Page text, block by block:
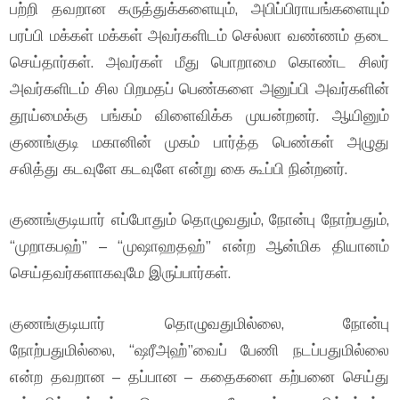
பற்றி தவறான கருத்துக்களையும், அபிப்பிராயங்களையும்
பரப்பி மக்கள் மக்கள் அவர்களிடம் செல்லா வண்ணம் தடை
செய்தார்கள். அவர்கள் மீது பொறாமை கொண்ட சிலர்
அவர்களிடம் சில பிறமதப் பெண்களை அனுப்பி அவர்களின்
தூய்மைக்கு பங்கம் விளைவிக்க முயன்றனர். ஆயினும்
குணங்குடி மகானின் முகம் பார்த்த பெண்கள் அழுது
சலித்து கடவுளே கடவுளே என்று கை கூப்பி நின்றனர்.
குணங்குடியார் எப்போதும் தொழுவதும், நோன்பு நோற்பதும்,
“முறாகபஹ்” – “முஷாஹதஹ்” என்ற ஆன்மிக தியானம்
செய்தவர்களாகவுமே இருப்பார்கள்.
குணங்குடியார் தொழுவதுமில்லை, நோன்பு
நோற்பதுமில்லை, “ஷரீஅஹ்”வைப் பேணி நடப்பதுமில்லை
என்ற தவறான – தப்பான – கதைகளை கற்பனை செய்து